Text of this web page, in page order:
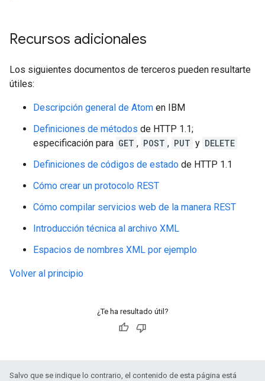
Recursos adicionales
Los siguientes documentos de terceros pueden resultarte
útiles:
Descripción general de Atom en IBM
Definiciones de métodos de HTTP 1.1;
especificación para GET , POST , PUT y DELETE
Definiciones de códigos de estado de HTTP 1.1
Cómo crear un protocolo REST
Cómo compilar servicios web de la manera REST
Introducción técnica al archivo XML
Espacios de nombres XML por ejemplo
Volver al principio
¿Te ha resultado útil?
Salvo que se indique lo contrario, el contenido de esta página está